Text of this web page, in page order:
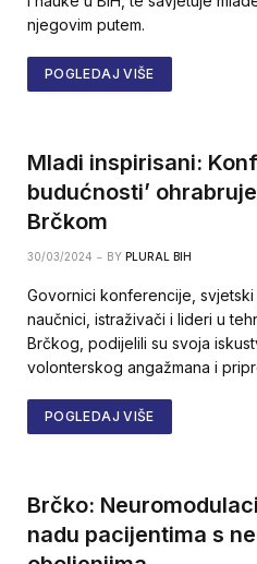
njegovim putem.
POGLEDAJ VIŠE
Mladi inspirisani:
budućnosti’
Brčkom
30/03/2024 BY PLURAL BIH
Govornici konferencije,
naučnici, istraživači i lideri u
Brčkog, podijelili su svoja
volonterskog angažmana i
POGLEDAJ VIŠE
Brčko:
nadu pacijentima s